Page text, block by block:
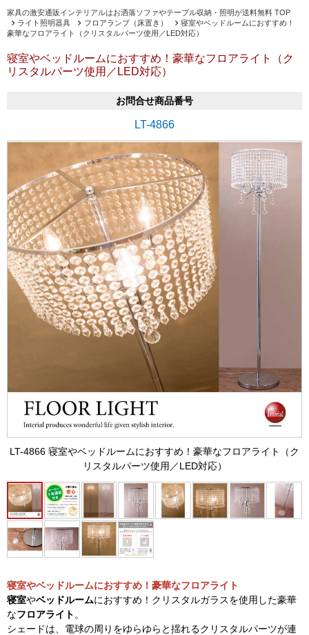
家具の激安通販インテリアルはお洒落ソファやテーブル収納・照明が送料無料 TOP
ライト照明器具
フロアランプ（床置き）
寝室やベッドルームにおすすめ！
豪華なフロアライト（クリスタルパーツ使用／LED対応）
寝室やベッドルームにおすすめ！豪華なフロアライト（ク
リスタルパーツ使用／LED対応）
お問合せ商品番号
LT-4866
LT-4866 寝室やベッドルームにおすすめ！豪華なフロアライト（ク
リスタルパーツ使用／LED対応）
寝室やベッドルームにおすすめ！豪華なフロアライト
寝室やベッドルームにおすすめ！クリスタルガラスを使用した豪華
なフロアライト 。
シェードは、電球の周りをゆらゆらと揺れるクリスタルパーツが連